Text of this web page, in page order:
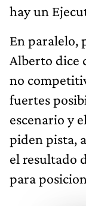
hay un
En paralelo,
Alberto dice
no
fuertes
escenario y
piden pista,
el resultado
para